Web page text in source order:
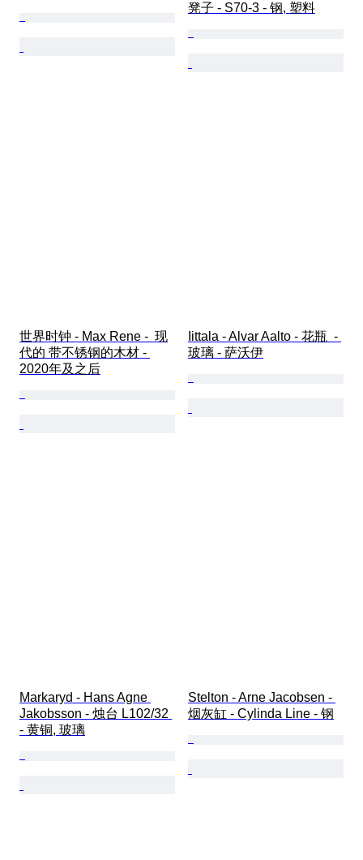
凳子 - S70-3 - 钢, 塑料
世界时钟 - Max Rene -  现
代的 带不锈钢的木材 -
2020年及之后
Iittala - Alvar Aalto - 花瓶  -
玻璃 - 萨沃伊
Markaryd - Hans Agne
Jakobsson - 烛台 L102/32
- 黄铜, 玻璃
Stelton - Arne Jacobsen -
烟灰缸 - Cylinda Line - 钢